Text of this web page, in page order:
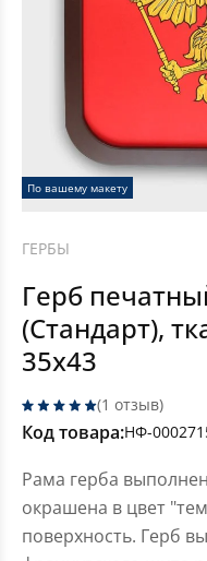
По вашему макету
ГЕРБЫ
Герб
(Стандарт),
35x43
(1 отзыв)
Код товара:НФ-
Рама герба
окрашена в цвет
поверхность. Герб